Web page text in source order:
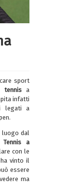
sport
tennis a
infatti
legati a
dal
Tennis a
con le
vinto il
essere
ma